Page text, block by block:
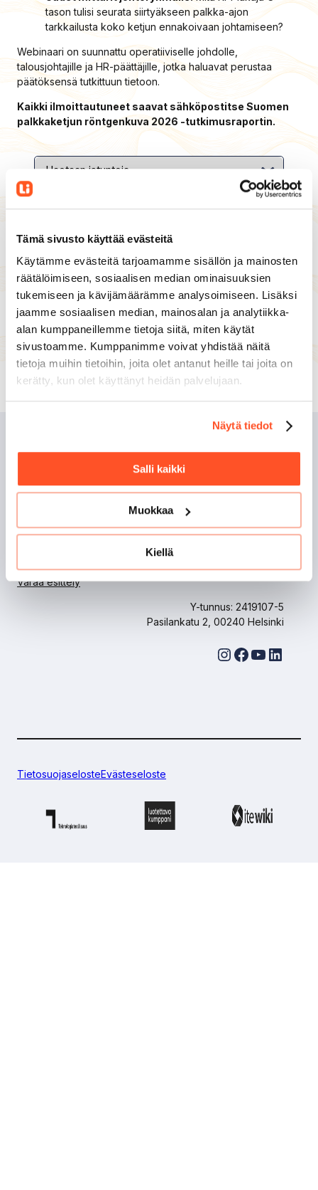
Tämä sivusto käyttää evästeitä
Käytämme evästeitä tarjoamamme sisällön ja mainosten
räätälöimiseen, sosiaalisen median ominaisuuksien
tukemiseen ja kävijämäärämme analysoimiseen. Lisäksi
jaamme sosiaalisen median, mainosalan ja analytiikka-
alan kumppaneillemme tietoja siitä, miten käytät
sivustoamme. Kumppanimme voivat yhdistää näitä
tietoja muihin tietoihin, joita olet antanut heille tai joita on
kerätty, kun olet käyttänyt heidän palvelujaan.
Näytä tiedot
Salli kaikki
Muokkaa
Kiellä
tason tulisi seurata siirtyäkseen palkka-ajon
tarkkailusta koko ketjun ennakoivaan johtamiseen?
Webinaari on suunnattu operatiiviselle johdolle,
talousjohtajille ja HR-päättäjille, jotka haluavat perustaa
päätöksensä tutkittuun tietoon.
Kaikki ilmoittautuneet saavat sähköpostitse Suomen
palkkaketjun röntgenkuva 2026 -tutkimusraportin.
Nimi*
Sähköpostiosoite*
Ilmoittaudu
Suunnittele työvuorot, seuraa työaikaa ja hallitse
palkanlaskentaa tehokkaasti Linkityn avulla. Linkity on
suomalainen SaaS -ratkaisu, joka auttaa sinua saamaan
enemmän aikaan, tehokkaammin.
Tietoa meistä
Asiakastuki
Varaa esittely
Y-tunnus: 2419107-5
Pasilankatu 2, 00240 Helsinki
InstagramFacebook YouTube LinkedIn
TietosuojaselosteEvästeseloste